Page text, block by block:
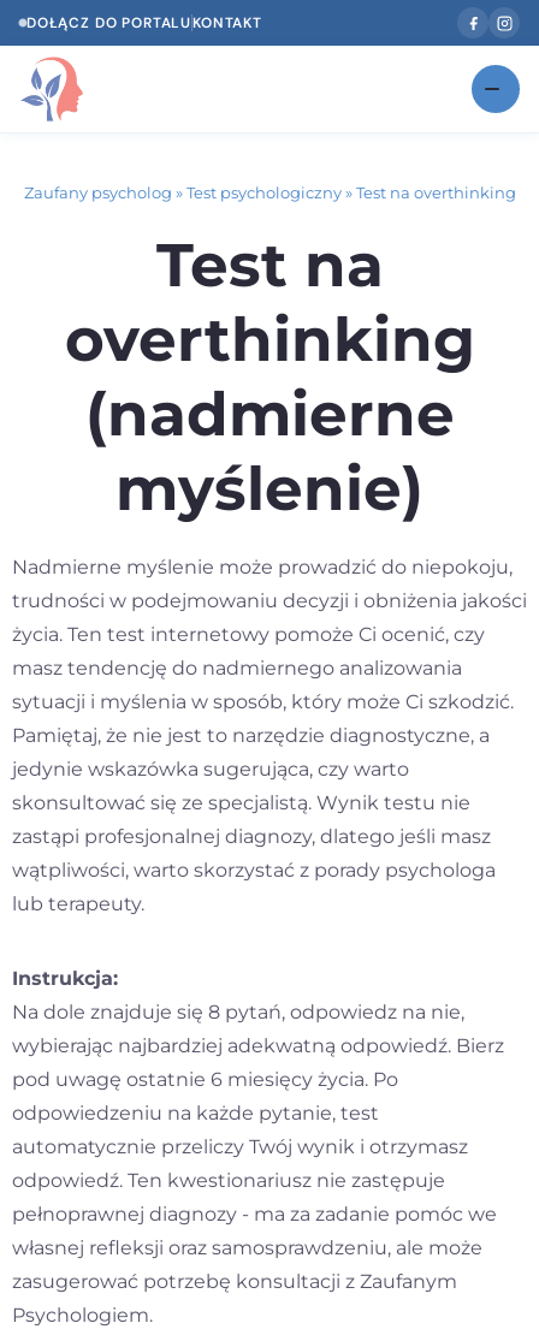
DOŁĄCZ DO PORTALUKONTAKT
Psycholog w Twoim języku
Diagnozy psychologiczne
Testy psychologiczne
Kontakt
Zaufany psycholog » Test psychologiczny» Test na overthinking
Test na
overthinking
(nadmierne
myślenie)
Nadmierne myślenie może prowadzić do niepokoju,
trudności w podejmowaniu decyzji i obniżenia jakości
życia. Ten test internetowy pomoże Ci ocenić, czy
masz tendencję do nadmiernego analizowania
sytuacji i myślenia w sposób, który może Ci szkodzić.
Pamiętaj, że nie jest to narzędzie diagnostyczne, a
jedynie wskazówka sugerująca, czy warto
skonsultować się ze specjalistą. Wynik testu nie
zastąpi profesjonalnej diagnozy, dlatego jeśli masz
wątpliwości, warto skorzystać z porady psychologa
lub terapeuty.
Instrukcja:
Na dole znajduje się 8 pytań, odpowiedz na nie,
wybierając najbardziej adekwatną odpowiedź. Bierz
pod uwagę ostatnie 6 miesięcy życia. Po
odpowiedzeniu na każde pytanie, test
automatycznie przeliczy Twój wynik i otrzymasz
odpowiedź. Ten kwestionariusz nie zastępuje
pełnoprawnej diagnozy - ma za zadanie pomóc we
własnej refleksji oraz samosprawdzeniu, ale może
zasugerować potrzebę konsultacji z Zaufanym
Psychologiem.